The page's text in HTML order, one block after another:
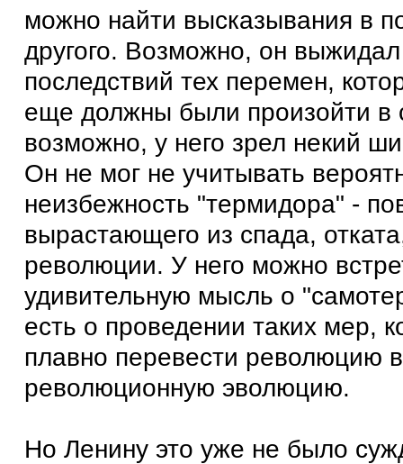
можно найти высказывания в
другого. Возможно, он
последствий тех перемен,
еще должны были произойти в
возможно, у него зрел некий
Он не мог не учитывать
неизбежность "термидора" -
вырастающего из спада,
революции. У него можно
удивительную мысль о
есть о проведении таких мер,
плавно перевести революцию
революционную эволюцию.
Но Ленину это уже не было